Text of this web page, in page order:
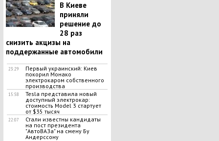
В Киеве
приняли
решение до
28 раз
снизить акцизы на
поддержанные автомобили
23:29
Первый украинский: Киев
покорил Монако
электрокаром собственного
производства
15:58
Tesla представила новый
доступный электрокар:
стоимость Model 3 стартует
от $35 тысяч
22:07
Стали известны кандидаты
на пост президента
"АвтоВАЗа" на смену Бу
Андерссону